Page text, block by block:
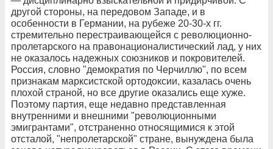
другой стороны, на передовом Западе, и в
особенности в Германии, на рубеже 20-30-х гг.
стремительно перестраивающейся с революционно-
пролетарского на правонационалистический лад, у них
не оказалось надежных союзников и покровителей.
Россия, словно "демократия по Черчиллю", по всем
признакам марксистской ортодоксии, казалась очень
плохой страной, но все другие оказались еще хуже.
Поэтому партия, еще недавно представленная
внутренними и внешними "революционными
эмигрантами", отстраненно относящимися к этой
отсталой, "непролетарской" стране, вынуждена была